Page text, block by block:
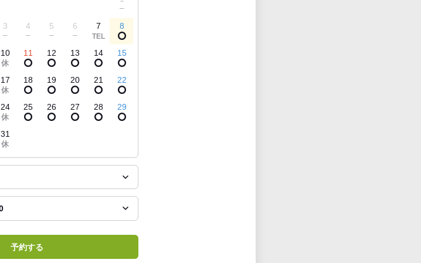
3 4 5 6 7 8
10 11 12 13 14 15
17 18 19 20 21 22
24 25 26 27 28 29
31
予約する